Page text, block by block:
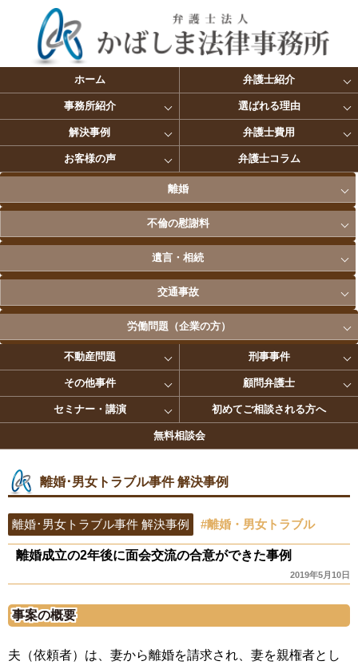
ホーム 弁護士紹介
事務所紹介 選ばれる理由
解決事例 弁護士費用
お客様の声 弁護士コラム
離婚
不倫の慰謝料
遺言・相続
交通事故
労働問題（企業の方）
不動産問題 刑事事件
その他事件 顧問弁護士
セミナー・講演 初めてご相談される方へ
無料相談会
離婚･男女トラブル事件 解決事例
離婚･男女トラブル事件 解決事例 #離婚・男女トラブル
離婚成立の2年後に面会交流の合意ができた事例
2019年5月10日
事案の概要
夫（依頼者）は、妻から離婚を請求され、妻を親権者とし